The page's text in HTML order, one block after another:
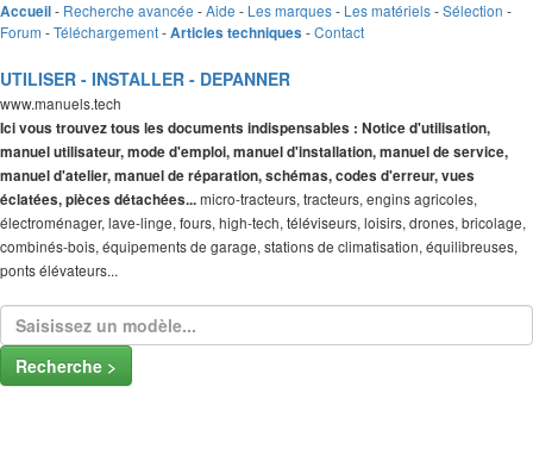
Accueil- Recherche avancée -Aide - Les marques- Les matériels-Sélection -
Forum -Téléchargement-Articles techniques -Contact
UTILISER - INSTALLER - DEPANNER
www.manuels.tech
Ici vous trouvez tous les documents indispensables : Notice d'utilisation,
manuel utilisateur, mode d'emploi, manuel d'installation, manuel de service,
manuel d'atelier, manuel de réparation, schémas, codes d'erreur, vues
éclatées, pièces détachées...micro-tracteurs, tracteurs, engins agricoles,
électroménager, lave-linge, fours, high-tech, téléviseurs, loisirs, drones, bricolage,
combinés-bois, équipements de garage, stations de climatisation, équilibreuses,
ponts élévateurs...
Recherche >